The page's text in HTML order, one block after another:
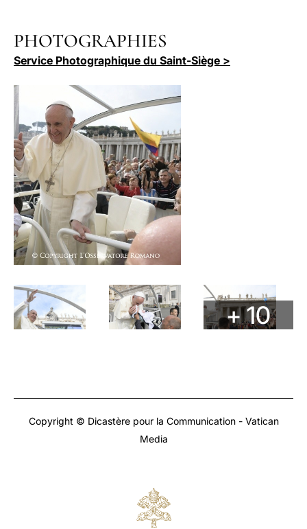
PHOTOGRAPHIES
Service Photographique du Saint-Siège >
+ 10
Copyright © Dicastère pour la Communication - Vatican
Media